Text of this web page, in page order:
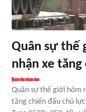
Quân sự thế
nhận xe
Quân sự thế giới hôm
tăng chiến đấu chủ